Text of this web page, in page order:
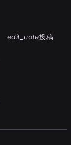
edit_note投稿